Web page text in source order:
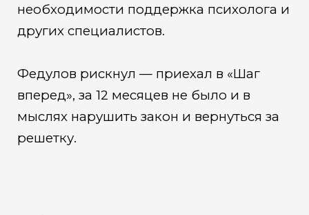
необходимости поддержка психолога и
других специалистов.
Федулов рискнул — приехал в «Шаг
вперед», за 12 месяцев не было и в
мыслях нарушить закон и вернуться за
решетку.